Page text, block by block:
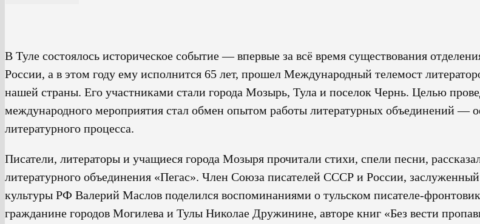
В Туле состоялось историческое событие — впервые за всё время существования
России, а в этом году ему исполнится 65 лет, прошел Международный телемост
нашей страны. Его участниками стали города Мозырь, Тула и поселок Чернь. Целью
международного мероприятия стал обмен опытом работы литературных объединений —
литературного процесса.
Писатели, литераторы и учащиеся города Мозыря прочитали стихи, спели песни,
литературного объединения «Пегас». Член Союза писателей СССР и России,
культуры РФ Валерий Маслов поделился воспоминаниями о тульском писателе-
гражданине городов Могилева и Тулы Николае Дружинине, авторе книг «Без вести